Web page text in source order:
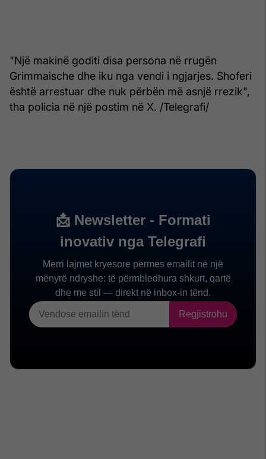
"Një makinë goditi disa persona në rrugën
Grimmaische dhe iku nga vendi i ngjarjes. Shoferi
është arrestuar dhe nuk përbën më asnjë rrezik",
tha policia në një postim në X. /Telegrafi/